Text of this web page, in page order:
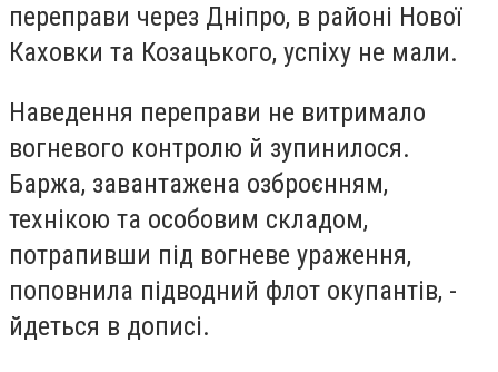
переправи через Дніпро, в районі Нової
Каховки та Козацького, успіху не мали.
Наведення переправи не витримало
вогневого контролю й зупинилося.
Баржа, завантажена озброєнням,
технікою та особовим складом,
потрапивши під вогневе ураження,
поповнила підводний флот окупантів, -
йдеться в дописі.